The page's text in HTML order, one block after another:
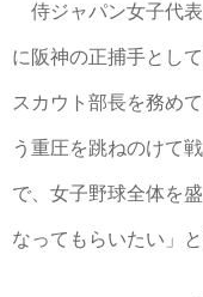
侍ジャパン女子代
に阪神の正捕手とし
スカウト部長を務め
う重圧を跳ねのけて
で、女子野球全体を
なってもらいたい」